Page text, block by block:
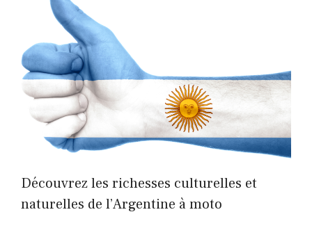
Découvrez les richesses culturelles et
naturelles de l’Argentine à moto